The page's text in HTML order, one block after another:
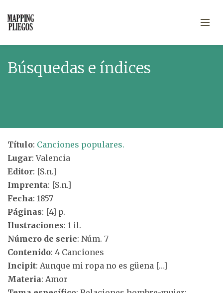
Búsquedas e índices
Título: Canciones populares.
Lugar: Valencia
Editor: [S.n.]
Imprenta: [S.n.]
Fecha: 1857
Páginas: [4] p.
Ilustraciones: 1 il.
Número de serie: Núm. 7
Contenido: 4 Canciones
Incipit: Aunque mi ropa no es güena […]
Materia: Amor